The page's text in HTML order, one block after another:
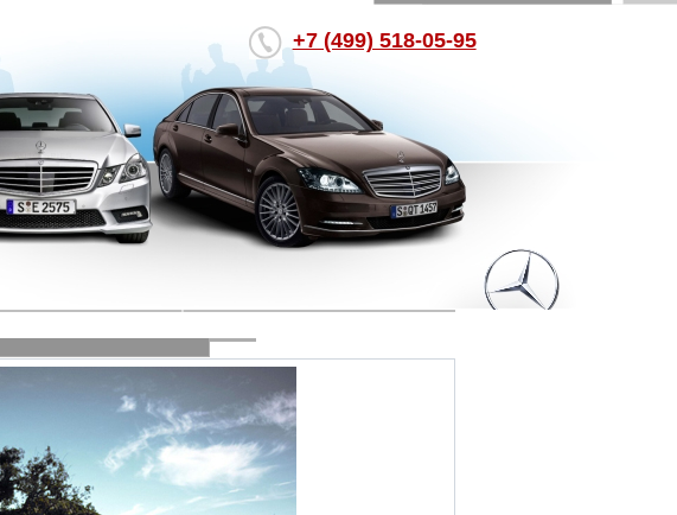
+7 (499) 518-05-95